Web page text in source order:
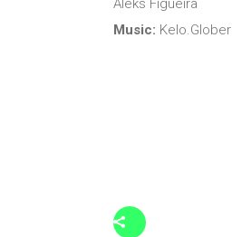
Aleks Figueira
Music: Kelo.Glober